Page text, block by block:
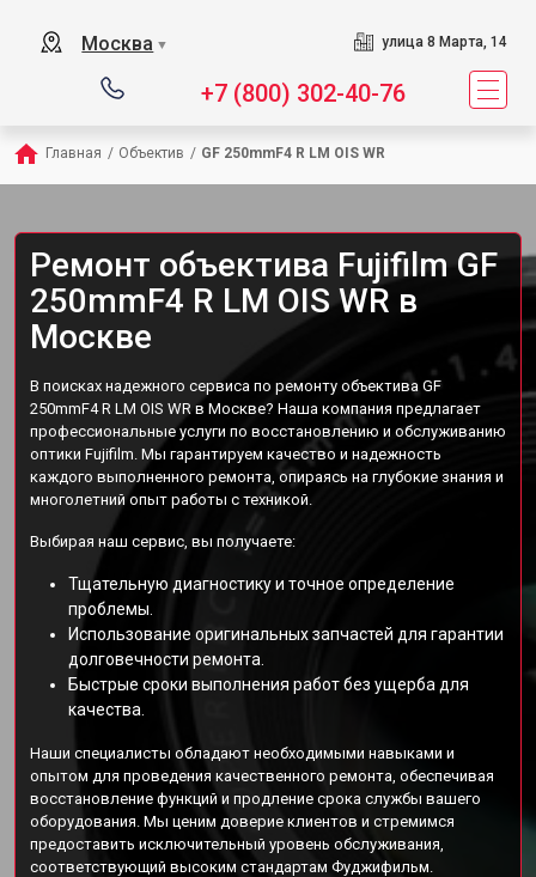
Москва ▼ улица 8 Марта, 14
+7 (800) 302-40-76
Главная / Объектив / GF 250mmF4 R LM OIS WR
Ремонт объектива Fujifilm GF
250mmF4 R LM OIS WR в
Москве
В поисках надежного сервиса по ремонту объектива GF
250mmF4 R LM OIS WR в Москве? Наша компания предлагает
профессиональные услуги по восстановлению и обслуживанию
оптики Fujifilm. Мы гарантируем качество и надежность
каждого выполненного ремонта, опираясь на глубокие знания и
многолетний опыт работы с техникой.
Выбирая наш сервис, вы получаете:
Тщательную диагностику и точное определение
проблемы.
Использование оригинальных запчастей для гарантии
долговечности ремонта.
Быстрые сроки выполнения работ без ущерба для
качества.
Наши специалисты обладают необходимыми навыками и
опытом для проведения качественного ремонта, обеспечивая
восстановление функций и продление срока службы вашего
оборудования. Мы ценим доверие клиентов и стремимся
предоставить исключительный уровень обслуживания,
соответствующий высоким стандартам Фуджифильм.